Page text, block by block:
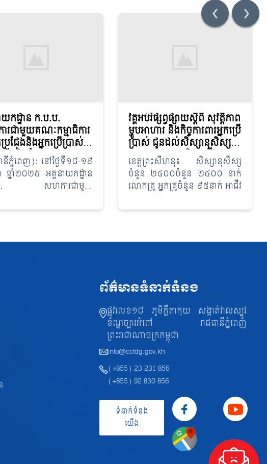
កដ្ឋាន ក.ប.ប.
ជាមួយគណៈកម្មាធិការ
ជែងនិងអ្នកប្រើប្រាស់
រៀបចំវគ្គបណ្តុះ
ពាក់ព័ន្ធនឹងការស៊ើប
ករណីរំលោភបំពានសិទ្ធិ
ប្រយោជន៍អ្នកប្រើប្រាស់
នីភ្នំពេញ): នៅថ្ងៃទី១៨-១៩
ឆ្នាំ២០២៥ អគ្គនាយកដ្ឋាន
. សហការជាមួយ
វគ្គអប់រំផ្សព្វផ្សាយស្តីពី សុវត្តិភាព
ម្ហូបអាហារ និងកិច្ចការពារអ្នកប្រើ
ប្រាស់ ជូនដល់សិស្សានុសិស្ស
លោកគ្រូ អ្នកគ្រូ និងអាជីវករ
ខេត្តព្រះសីហនុ៖ សិស្សានុសិស្ស
ចំនួន ២៤០០ចំនួន ២៤០០ នាក់
លោកគ្រូ អ្នកគ្រូចំនួន ៩៥នាក់ អាជីវ
ព័ត៌មានទំនាក់ទំនង
ផ្លូវលេខ១៨ ភូមិក្តីតាកុយ សង្កាត់វាលស្បូវ
ខណ្ឌច្បារអំពៅ រាជធានីភ្នំពេញ
ព្រះរាជាណាចក្រកម្ពុជា
info@ccfdg.gov.kh
(+855) 23 231 856
(+855) 92 830 856
ទំនាក់ទំនង
យើង